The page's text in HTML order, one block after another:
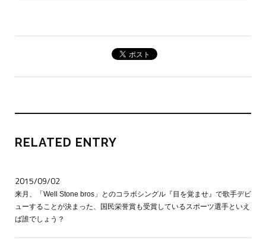
RELATED ENTRY
2015/09/02
来月、「Well Stone bros」とのコラボシングル『目を覚ませ』で歌手デビ
ューすることが決まった、国民栄誉賞も受賞しているスポーツ選手といえ
ば誰でしょう？